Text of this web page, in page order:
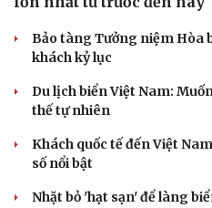
Hội chợ Du lịch quốc tế
lớn nhất từ trước đến nay